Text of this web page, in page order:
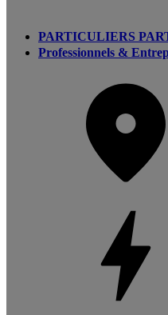
PARTICULIERS
Professionnels &